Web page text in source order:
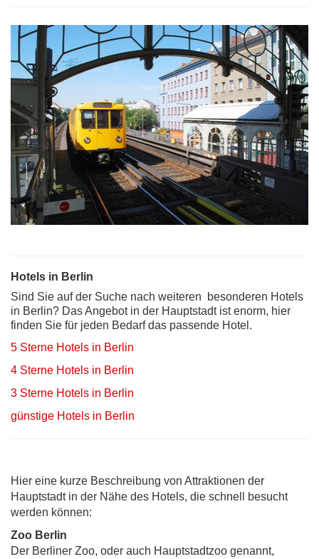
Hotels in Berlin
Sind Sie auf der Suche nach weiteren besonderen Hotels
in Berlin? Das Angebot in der Hauptstadt ist enorm, hier
finden Sie für jeden Bedarf das passende Hotel.
5 Sterne Hotels in Berlin
4 Sterne Hotels in Berlin
3 Sterne Hotels in Berlin
günstige Hotels in Berlin
Hier eine kurze Beschreibung von Attraktionen der
Hauptstadt in der Nähe des Hotels, die schnell besucht
werden können:
Zoo Berlin
Der Berliner Zoo, oder auch Hauptstadtzoo genannt,